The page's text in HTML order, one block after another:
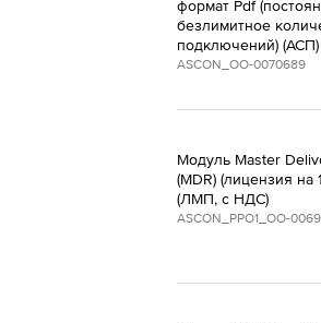
формат Pdf
безлимитное
подключений) (АСП)
ASCON_ОО-0070689
Модуль Master
(MDR) (лицензия
(ЛМП, с НДС)
ASCON_PPO1_ОО-